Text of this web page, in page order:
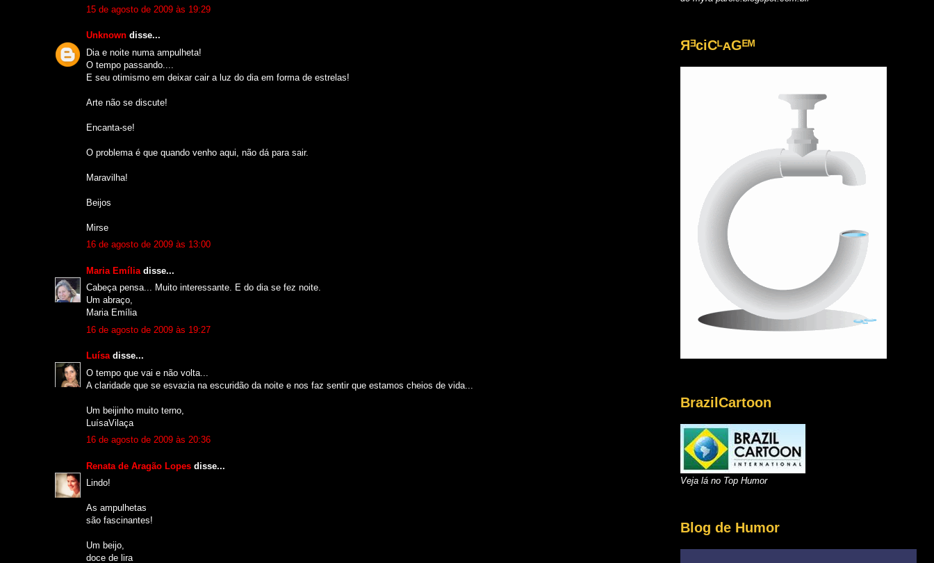
15 de agosto de 2009 às 19:29
Unknown disse...
Dia e noite numa ampulheta!
O tempo passando....
E seu otimismo em deixar cair a luz do dia em forma de estrelas!
Arte não se discute!
Encanta-se!
O problema é que quando venho aqui, não dá para sair.
Maravilha!
Beijos
Mirse
16 de agosto de 2009 às 13:00
Maria Emília disse...
Cabeça pensa... Muito interessante. E do dia se fez noite.
Um abraço,
Maria Emília
16 de agosto de 2009 às 19:27
Luísadisse...
O tempo que vai e não volta...
A claridade que se esvazia na escuridão da noite e nos faz sentir que estamos cheios de vida...
Um beijinho muito terno,
LuísaVilaça
16 de agosto de 2009 às 20:36
Renata de Aragão Lopes disse...
Lindo!
As ampulhetas
são fascinantes!
Um beijo,
doce de lira
ЯᴲᴄiCᴸᴀGᴱᴹ
BrazilCartoon
Veja lá no Top Humor
Blog de Humor